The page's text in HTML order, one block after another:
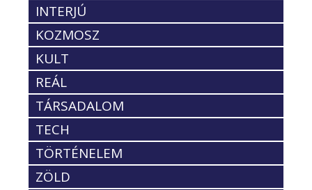
INTERJÚ
KOZMOSZ
KULT
REÁL
TÁRSADALOM
TECH
TÖRTÉNELEM
ZÖLD